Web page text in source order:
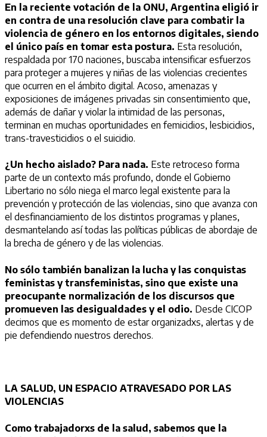
En la reciente votación de la ONU, Argentina eligió ir
en contra de una resolución clave para combatir la
violencia de género en los entornos digitales, siendo
el único país en tomar esta postura. Esta resolución,
respaldada por 170 naciones, buscaba intensificar esfuerzos
para proteger a mujeres y niñas de las violencias crecientes
que ocurren en el ámbito digital. Acoso, amenazas y
exposiciones de imágenes privadas sin consentimiento que,
además de dañar y violar la intimidad de las personas,
terminan en muchas oportunidades en femicidios, lesbicidios,
trans-travesticidios o el suicidio.
¿Un hecho aislado? Para nada. Este retroceso forma
parte de un contexto más profundo, donde el Gobierno
Libertario no sólo niega el marco legal existente para la
prevención y protección de las violencias, sino que avanza con
el desfinanciamiento de los distintos programas y planes,
desmantelando así todas las políticas públicas de abordaje de
la brecha de género y de las violencias.
No sólo también banalizan la lucha y las conquistas
feministas y transfeministas, sino que existe una
preocupante normalización de los discursos que
promueven las desigualdades y el odio. Desde CICOP
decimos que es momento de estar organizadxs, alertas y de
pie defendiendo nuestros derechos.
LA SALUD, UN ESPACIO ATRAVESADO POR LAS
VIOLENCIAS
Como trabajadorxs de la salud, sabemos que la